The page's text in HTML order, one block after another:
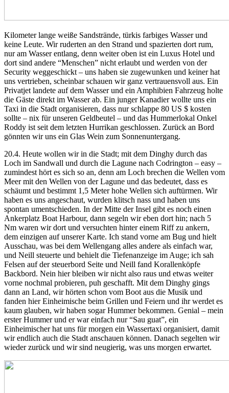
Kilometer lange weiße Sandstrände, türkis farbiges Wasser und
keine Leute. Wir ruderten an den Strand und spazierten dort rum,
nur am Wasser entlang, denn weiter oben ist ein Luxus Hotel und
dort sind andere “Menschen” nicht erlaubt und werden von der
Security weggeschickt – uns haben sie zugewunken und keiner hat
uns vertrieben, scheinbar schauen wir ganz vertrauensvoll aus. Ein
Privatjet landete auf dem Wasser und ein Amphibien Fahrzeug holte
die Gäste direkt im Wasser ab. Ein junger Kanadier wollte uns ein
Taxi in die Stadt organisieren, dass nur schlappe 80 US $ kosten
sollte – nix für unseren Geldbeutel – und das Hummerlokal Onkel
Roddy ist seit dem letzten Hurrikan geschlossen. Zurück an Bord
gönnten wir uns ein Glas Wein zum Sonnenuntergang.
20.4. Heute wollen wir in die Stadt; mit dem Dinghy durch das
Loch im Sandwall und durch die Lagune nach Codrington – easy –
zumindest hört es sich so an, denn am Loch brechen die Wellen vom
Meer mit den Wellen von der Lagune und das bedeutet, dass es
schäumt und bestimmt 1,5 Meter hohe Wellen sich auftürmen. Wir
haben es uns angeschaut, wurden klitsch nass und haben uns
spontan umentschieden. In der Mitte der Insel gibt es noch einen
Ankerplatz Boat Harbour, dann segeln wir eben dort hin; nach 5
Nm waren wir dort und versuchten hinter einem Riff zu ankern,
dem einzigen auf unserer Karte. Ich stand vorne am Bug und hielt
Ausschau, was bei dem Wellengang alles andere als einfach war,
und Neill steuerte und behielt die Tiefenanzeige im Auge; ich sah
Felsen auf der steuerbord Seite und Neill fand Korallenköpfe
Backbord. Nein hier bleiben wir nicht also raus und etwas weiter
vorne nochmal probieren, puh geschafft. Mit dem Dinghy gings
dann an Land, wir hörten schon vom Boot aus die Musik und
fanden hier Einheimische beim Grillen und Feiern und ihr werdet es
kaum glauben, wir haben sogar Hummer bekommen. Genial – mein
erster Hummer und er war einfach nur “Sau guat”, ein
Einheimischer hat uns für morgen ein Wassertaxi organisiert, damit
wir endlich auch die Stadt anschauen können. Danach segelten wir
wieder zurück und wir sind neugierig, was uns morgen erwartet.